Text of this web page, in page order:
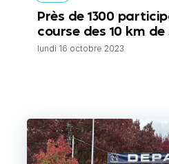
Près de 1300
course des 10 km
lundi 16 octobre 2023